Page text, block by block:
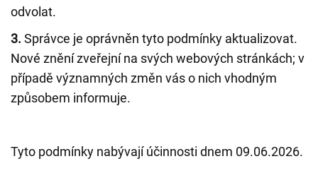
odvolat.
3. Správce je oprávněn tyto podmínky aktualizovat.
Nové znění zveřejní na svých webových stránkách; v
případě významných změn vás o nich vhodným
způsobem informuje.
Tyto podmínky nabývají účinnosti dnem 09.06.2026.